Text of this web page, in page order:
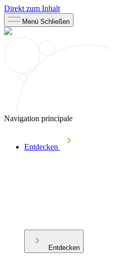
Direkt zum Inhalt
Menü Schließen
Navigation principale
Entdecken
Entdecken